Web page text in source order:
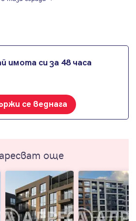
имота си за 48 часа
се веднага
още